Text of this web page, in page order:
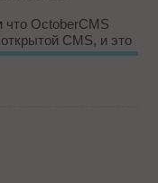
OctoberCMS
CMS, и это
немного
изучить самому.